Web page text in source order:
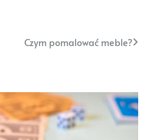
Czym pomalować meble?